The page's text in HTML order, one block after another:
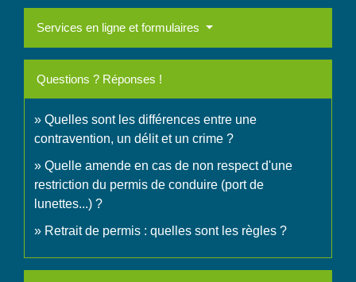
Services en ligne et formulaires
Questions ? Réponses !
Quelles sont les différences entre une
contravention, un délit et un crime ?
Quelle amende en cas de non respect d'une
restriction du permis de conduire (port de
lunettes...) ?
Retrait de permis : quelles sont les règles ?